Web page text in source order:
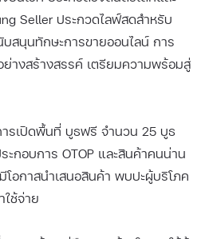
Seller ประกวดไลฟ์สดสำหรับ
สนุนทักษะการขายออนไลน์ การ
ย่างสร้างสรรค์ เตรียมความพร้อมสู่
รเปิดพื้นที่ บูธฟรี จำนวน 25 บูธ
กอบการ OTOP และสินค้าคนน่าน
อกาสนำเสนอสินค้า พบปะผู้บริโภค
ใช้จ่าย